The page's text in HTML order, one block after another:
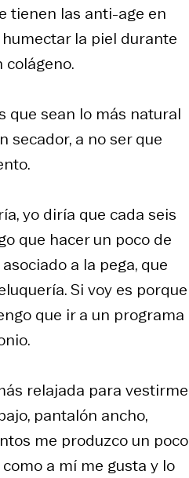
tienen las anti-age en
la piel durante
colágeno.
que sean lo más natural
secador, a no ser que
yo diría que cada seis
que hacer un poco de
a la pega, que
Si voy es porque
que ir a un programa
relajada para vestirme
pantalón ancho,
me produzco un poco
a mí me gusta y lo